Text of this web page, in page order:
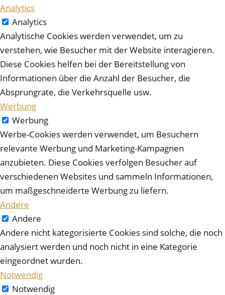
Analytics
Analytics
Analytische Cookies werden verwendet, um zu
verstehen, wie Besucher mit der Website interagieren.
Diese Cookies helfen bei der Bereitstellung von
Informationen über die Anzahl der Besucher, die
Absprungrate, die Verkehrsquelle usw.
Werbung
Werbung
Werbe-Cookies werden verwendet, um Besuchern
relevante Werbung und Marketing-Kampagnen
anzubieten. Diese Cookies verfolgen Besucher auf
verschiedenen Websites und sammeln Informationen,
um maßgeschneiderte Werbung zu liefern.
Andere
Andere
Andere nicht kategorisierte Cookies sind solche, die noch
analysiert werden und noch nicht in eine Kategorie
eingeordnet wurden.
Notwendig
Notwendig